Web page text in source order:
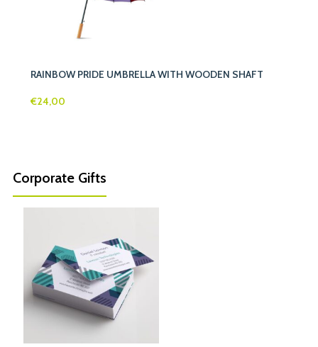
RAINBOW PRIDE UMBRELLA WITH WOODEN SHAFT
€24,00
Corporate Gifts